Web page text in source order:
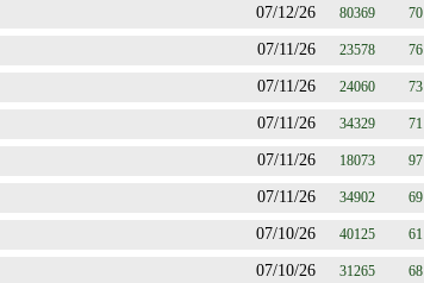
07/12/26 80369 70
07/11/26 23578 76
07/11/26 24060 73
07/11/26 34329 71
07/11/26 18073 97
07/11/26 34902 69
07/10/26 40125 61
07/10/26 31265 68